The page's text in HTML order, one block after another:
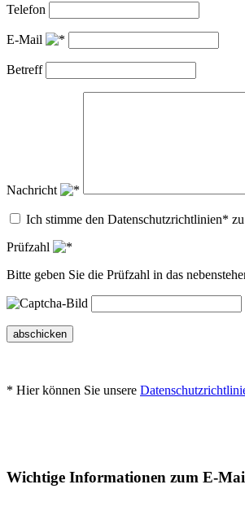
Telefon
E-Mail
Betreff
Nachricht
Ich stimme den Datenschutzrichtlinien* zu
Prüfzahl
Bitte geben Sie die Prüfzahl in das
abschicken
* Hier können Sie unsere
Wichtige Informationen zum E-